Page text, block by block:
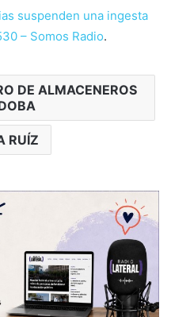
suspenden una ingesta
– Somos Radio.
DE ALMACENEROS
RUÍZ